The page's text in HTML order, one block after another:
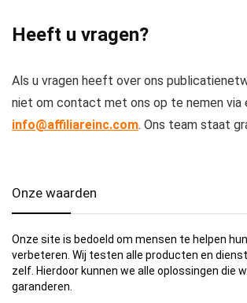
Heeft u vragen?
Als u vragen heeft over ons
niet om contact met ons op te nemen via
info@affiliareinc.com. Ons team staat
Onze waarden
Onze site is bedoeld om mensen te helpen
verbeteren. Wij testen alle producten en
zelf. Hierdoor kunnen we alle oplossingen die
garanderen.